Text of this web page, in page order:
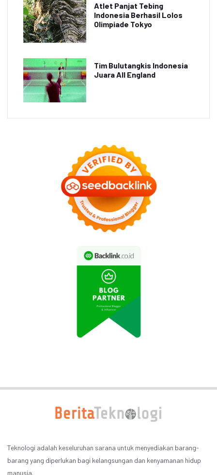
Atlet Panjat Tebing
Indonesia Berhasil Lolos
Olimpiade Tokyo
Tim Bulutangkis Indonesia
Juara All England
Teknologi adalah keseluruhan sarana untuk menyediakan barang-
barang yang diperlukan bagi kelangsungan dan kenyamanan hidup
manusia.